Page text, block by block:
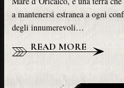
a mantenersi estranea a ogni
degli innumerevoli…
READ MORE